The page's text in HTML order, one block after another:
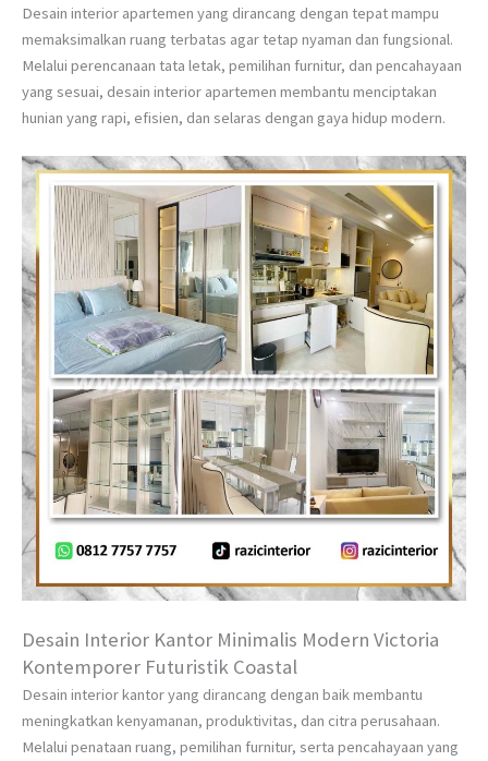
Desain interior apartemen yang dirancang dengan tepat mampu
memaksimalkan ruang terbatas agar tetap nyaman dan fungsional.
Melalui perencanaan tata letak, pemilihan furnitur, dan pencahayaan
yang sesuai, desain interior apartemen membantu menciptakan
hunian yang rapi, efisien, dan selaras dengan gaya hidup modern.
Desain Interior Kantor Minimalis Modern Victoria
Kontemporer Futuristik Coastal
Desain interior kantor yang dirancang dengan baik membantu
meningkatkan kenyamanan, produktivitas, dan citra perusahaan.
Melalui penataan ruang, pemilihan furnitur, serta pencahayaan yang